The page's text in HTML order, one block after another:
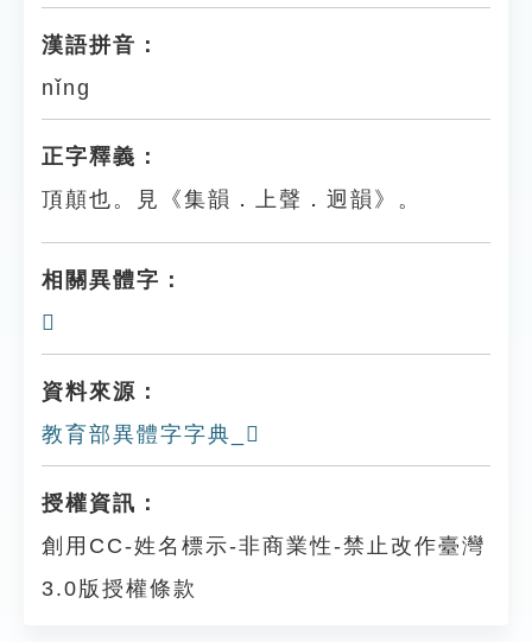
漢語拼音：
nǐng
正字釋義：
頂顛也。見《集韻．上聲．迥韻》。
相關異體字：
𩕋
資料來源：
教育部異體字字典_𩕳
授權資訊：
創用CC-姓名標示-非商業性-禁止改作臺灣
3.0版授權條款